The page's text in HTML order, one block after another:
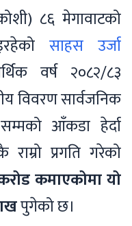
८६ मेगावाटको
साहस उर्जा
वर्ष २०८२/८३
विवरण सार्वजनिक
आँकडा हेर्दा
प्रगति गरेको
कमाएकोमा यो
पुगेको छ।